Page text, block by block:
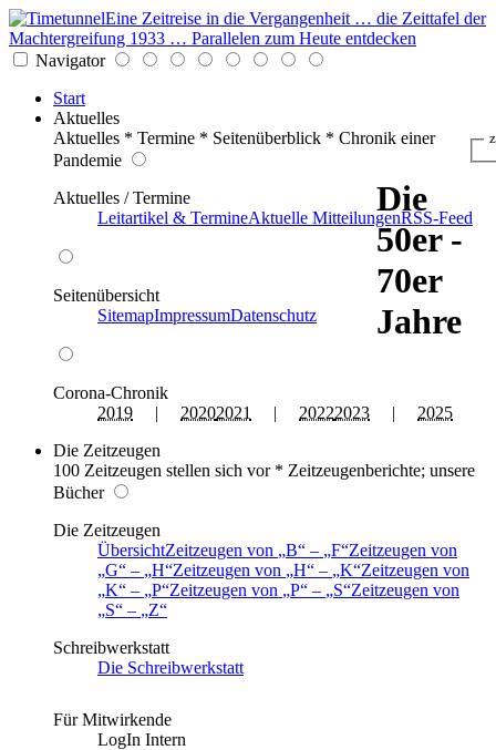
Eine Zeitreise in die Vergangenheit … die Zeittafel der
Machtergreifung 1933 … Parallelen zum Heute entdecken
Navigator
Start
Aktuelles
Aktuelles * Termine * Seitenüberblick * Chronik einer
Pandemie
Aktuelles / Termine
Leitartikel & TermineAktuelle MitteilungenRSS-Feed
Seitenübersicht
SitemapImpressumDatenschutz
Corona-Chronik
2019 | 20202021 | 20222023 | 2025
Die Zeitzeugen
100 Zeitzeugen stellen sich vor * Zeitzeugenberichte; unsere
Bücher
Die Zeitzeugen
ÜbersichtZeitzeugen von B – F Zeitzeugen von
G
– H Zeitzeugen von H – K Zeitzeugen von
K
– P Zeitzeugen von P – S Zeitzeugen von
S
–
Z
Schreibwerkstatt
Die Schreibwerkstatt
Für Mitwirkende
LogIn Intern
Die
50er -
70er
Jahre